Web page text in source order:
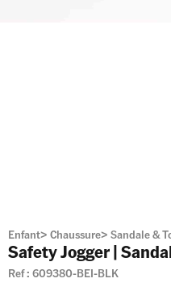
Enfant> Chaussure> Sandale &
Safety Jogger |
Ref : 609380-BEI-BLK